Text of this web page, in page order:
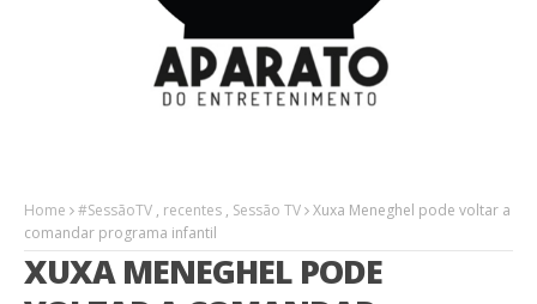
Home #SessãoTV , recentes , Sessão TV Xuxa Meneghel pode voltar a
comandar programa infantil
XUXA MENEGHEL PODE